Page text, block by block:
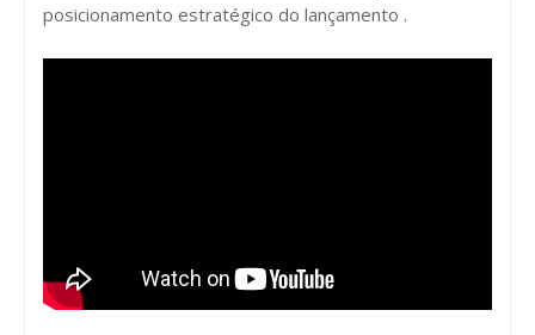
posicionamento estratégico do lançamento .